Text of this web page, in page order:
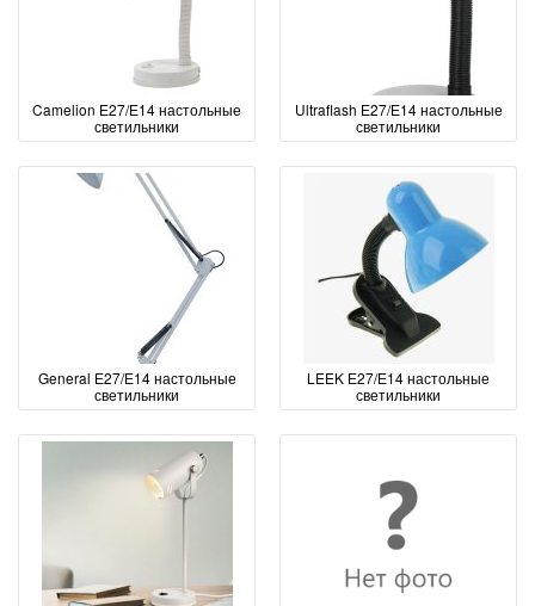
Camelion Е27/Е14 настольные
светильники
Ultraflash Е27/Е14 настольные
светильники
General Е27/Е14 настольные
светильники
LEEK Е27/Е14 настольные
светильники